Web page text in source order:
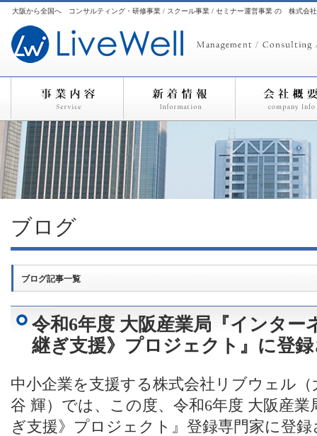
大阪から全国へ コンサルティング・研修事業 / スクール事業 / セミナー運営事業 の 株式会
ブログ
ブログ記事一覧
令和6年度 大阪産業局『インター
継ぎ支援》プロジェクト』に登
中小企業を支援する株式会社リブウェル
谷 輝）では、この度、令和6年度 大阪産
ぎ支援》プロジェクト』登録専門家に登